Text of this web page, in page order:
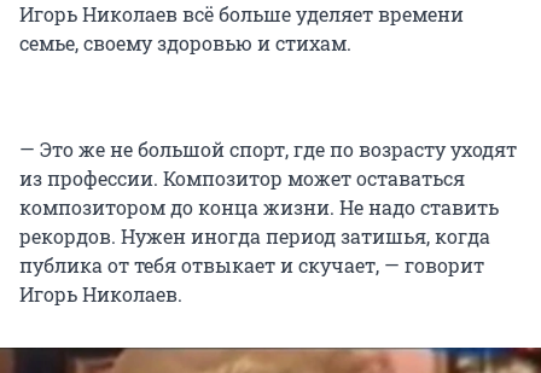
Игорь Николаев всё больше уделяет времени
семье, своему здоровью и стихам.
— Это же не большой спорт, где по возрасту уходят
из профессии. Композитор может оставаться
композитором до конца жизни. Не надо ставить
рекордов. Нужен иногда период затишья, когда
публика от тебя отвыкает и скучает, — говорит
Игорь Николаев.